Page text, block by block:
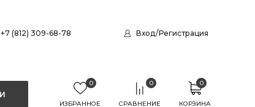
+7 (812) 309-68-78 Вход/Регистрация
0
ИЗБРАННОЕ
0
СРАВНЕНИЕ
0
КОРЗИНА